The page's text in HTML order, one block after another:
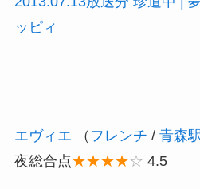
ッピィ
エヴィエ （ フレンチ / 青森駅
夜総合点★★★★☆ 4.5